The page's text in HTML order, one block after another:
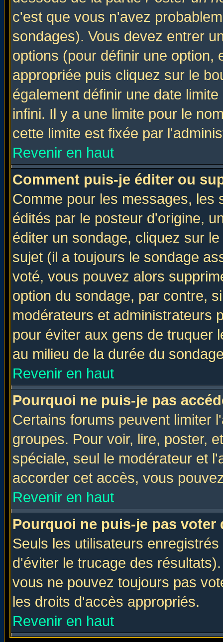
c'est que vous n'avez
sondages). Vous devez entrer
options (pour définir une option,
appropriée puis cliquez sur le
également définir une date
infini. Il y a une limite pour le
cette limite est fixée par
Revenir en haut
Comment puis-je éditer ou
Comme pour les messages, les
édités par le posteur d'origine,
éditer un sondage, cliquez sur
sujet (il a toujours le sondage
voté, vous pouvez alors
option du sondage, par contre,
modérateurs et administrateurs
pour éviter aux gens de truquer
au milieu de la durée du
Revenir en haut
Pourquoi ne puis-je pas
Certains forums peuvent limiter
groupes. Pour voir, lire, poster,
spéciale, seul le modérateur et
accorder cet accès, vous
Revenir en haut
Pourquoi ne puis-je pas voter
Seuls les utilisateurs
d'éviter le trucage des
vous ne pouvez toujours pas
les droits d'accès appropriés.
Revenir en haut